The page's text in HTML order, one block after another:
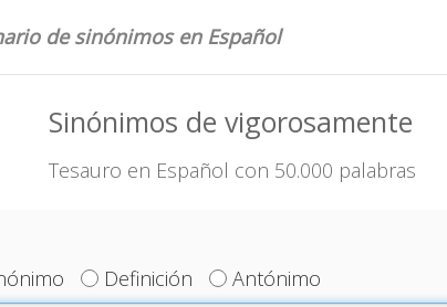
de sinónimos en Español
Sinónimos de vigorosamente
Tesauro en Español con 50.000 palabras
Definición Antónimo